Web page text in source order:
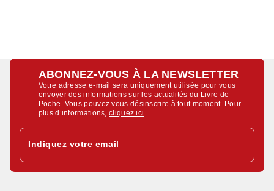
ABONNEZ-VOUS À LA NEWSLETTER
Votre adresse e-mail sera uniquement utilisée pour vous
envoyer des informations sur les actualités du Livre de
Poche. Vous pouvez vous désinscrire à tout moment. Pour
plus d’informations,cliquez ici
Indiquez votre email